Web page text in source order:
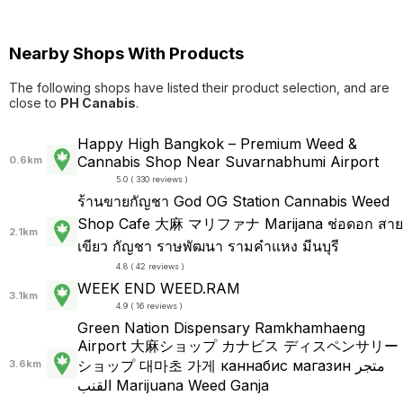
Nearby Shops With Products
The following shops have listed their product selection, and are
close to PH Canabis.
0.6km
Happy High Bangkok – Premium Weed &
Cannabis Shop Near Suvarnabhumi Airport
5.0 ( 330 reviews )
2.1km
ร้านขายกัญชา God ️OG Station Cannabis Weed
Shop Cafe 大麻 マリファナ Marijana ช่อดอก สาย
เขียว กัญชา ราษพัฒนา รามคำแหง มีนบุรี
4.8 ( 42 reviews )
3.1km WEEK END WEED.RAM
4.9 ( 16 reviews )
3.6km
Green Nation Dispensary Ramkhamhaeng
Airport 大麻ショップ カナビス ディスペンサリー
ショップ 대마초 가게 каннабис магазин متجر
القنب Marijuana Weed Ganja